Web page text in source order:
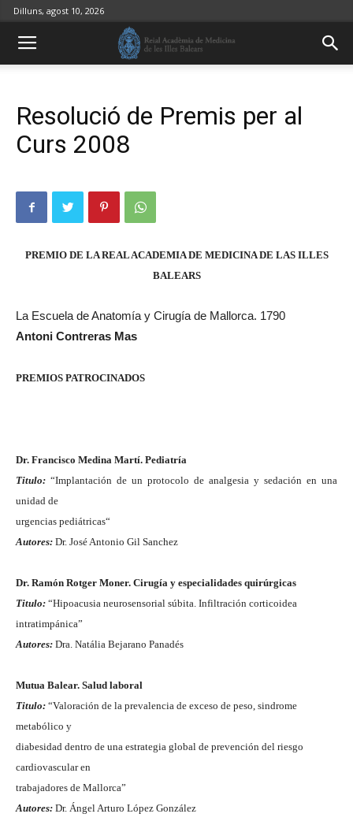
Dilluns, agost 10, 2026
Resolució de Premis per al
Curs 2008
PREMIO DE LA REAL ACADEMIA DE MEDICINA DE LAS ILLES
BALEARS
La Escuela de Anatomía y Cirugía de Mallorca. 1790
Antoni Contreras Mas
PREMIOS PATROCINADOS
Dr. Francisco Medina Martí. Pediatría
Titulo: “Implantación de un protocolo de analgesia y sedación en una
unidad de
urgencias pediátricas“
Autores: Dr. José Antonio Gil Sanchez
Dr. Ramón Rotger Moner. Cirugía y especialidades quirúrgicas
Titulo: “Hipoacusia neurosensorial súbita. Infiltración corticoidea
intratimpánica”
Autores: Dra. Natália Bejarano Panadés
Mutua Balear. Salud laboral
Titulo: “Valoración de la prevalencia de exceso de peso, sindrome
metabólico y
diabesidad dentro de una estrategia global de prevención del riesgo
cardiovascular en
trabajadores de Mallorca”
Autores: Dr. Ángel Arturo López González